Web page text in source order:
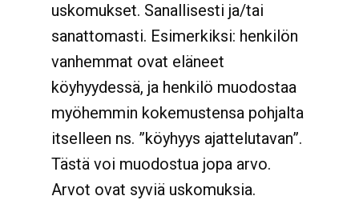
uskomukset. Sanallisesti ja/tai
sanattomasti. Esimerkiksi: henkilön
vanhemmat ovat eläneet
köyhyydessä, ja henkilö muodostaa
myöhemmin kokemustensa pohjalta
itselleen ns. ”köyhyys ajattelutavan”.
Tästä voi muodostua jopa arvo.
Arvot ovat syviä uskomuksia.